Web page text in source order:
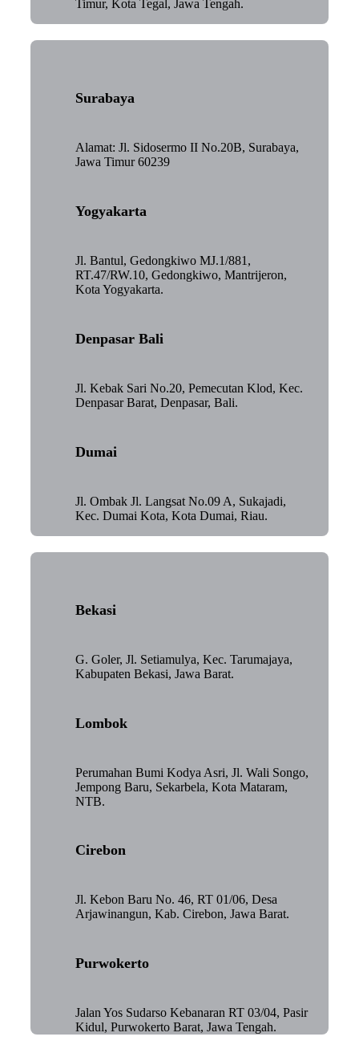
Timur, Kota Tegal, Jawa Tengah.
Surabaya
Alamat: Jl. Sidosermo II No.20B, Surabaya,
Jawa Timur 60239
Yogyakarta
Jl. Bantul, Gedongkiwo MJ.1/881,
RT.47/RW.10, Gedongkiwo, Mantrijeron,
Kota Yogyakarta.
Denpasar Bali
Jl. Kebak Sari No.20, Pemecutan Klod, Kec.
Denpasar Barat, Denpasar, Bali.
Dumai
Jl. Ombak Jl. Langsat No.09 A, Sukajadi,
Kec. Dumai Kota, Kota Dumai, Riau.
Bekasi
G. Goler, Jl. Setiamulya, Kec. Tarumajaya,
Kabupaten Bekasi, Jawa Barat.
Lombok
Perumahan Bumi Kodya Asri, Jl. Wali Songo,
Jempong Baru, Sekarbela, Kota Mataram,
NTB.
Cirebon
Jl. Kebon Baru No. 46, RT 01/06, Desa
Arjawinangun, Kab. Cirebon, Jawa Barat.
Purwokerto
Jalan Yos Sudarso Kebanaran RT 03/04, Pasir
Kidul, Purwokerto Barat, Jawa Tengah.